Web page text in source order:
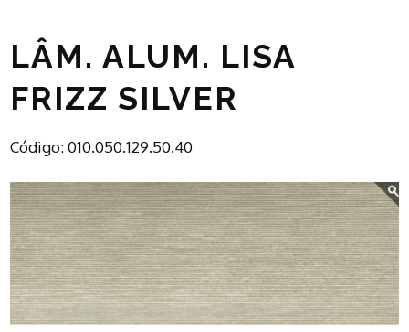
LÂM. ALUM. LISA
FRIZZ SILVER
Código: 010.050.129.50.40